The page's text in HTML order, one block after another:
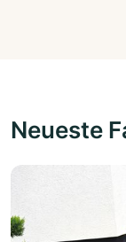
Neueste